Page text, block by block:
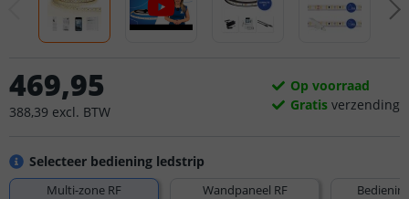
Selecteer bediening ledstrip
Multi-zone RF Wandpaneel RF
469,95
388,39 excl. BTW
Op voorraad
Gratis verzending